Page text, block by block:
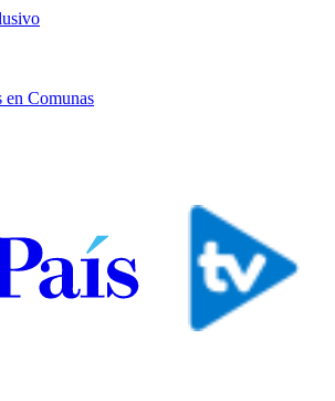
en Comunas